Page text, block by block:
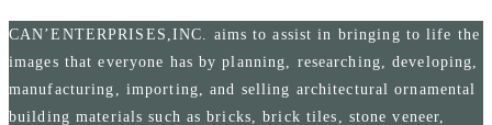
CAN’ENTERPRISES,INC. aims to assist in bringing to life the
images that everyone has by planning, researching, developing,
manufacturing, importing, and selling architectural ornamental
building materials such as bricks, brick tiles, stone veneer,